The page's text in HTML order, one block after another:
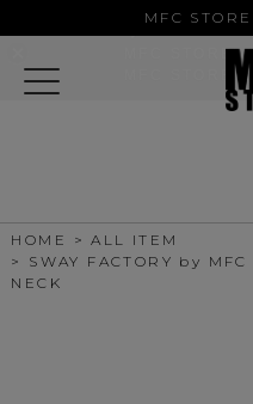
MFC
HOME
ALL ITEM
SWAY FACTORY by
NECK
MFC STORE
MFC STORE/
Google Play